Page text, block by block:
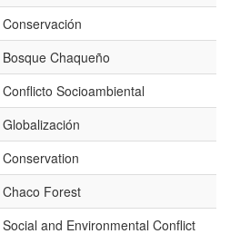
Conservación
Bosque Chaqueño
Conflicto Socioambiental
Globalización
Conservation
Chaco Forest
Social and Environmental Conflict